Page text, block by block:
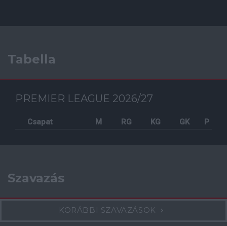
Tabella
PREMIER LEAGUE 2026/27
Csapat M RG KG GK P
Szavazás
KORÁBBI SZAVAZÁSOK